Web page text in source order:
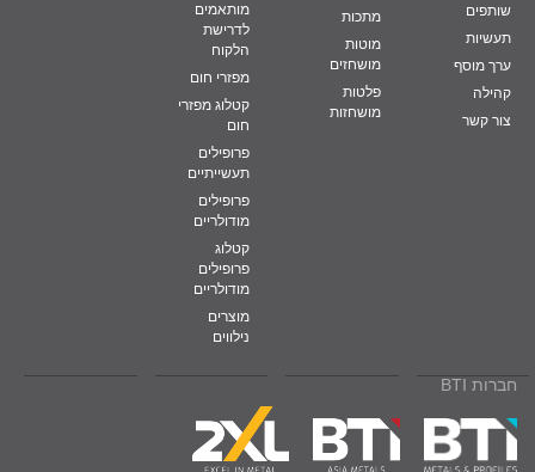
שותפים
תעשיות
ערך מוסף
קהילה
צור קשר
מתכות
מוטות
מושחזים
פלטות
מושחזות
מותאמים
לדרישת
הלקוח
מפזרי חום
קטלוג מפזרי
חום
פרופילים
תעשייתיים
פרופילים
מודולריים
קטלוג
פרופילים
מודולריים
מוצרים
נילווים
חברות BTI